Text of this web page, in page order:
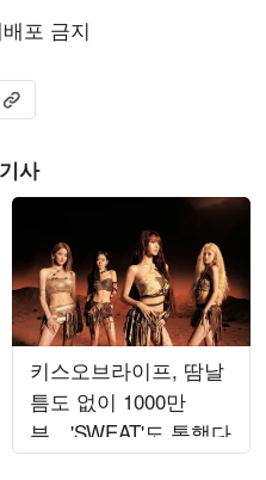
포 금지
기
유하기
URL복사
사
키스오브라이프, 땀날
틈도 없이 1000만
뷰…'SWEAT'도 통했다